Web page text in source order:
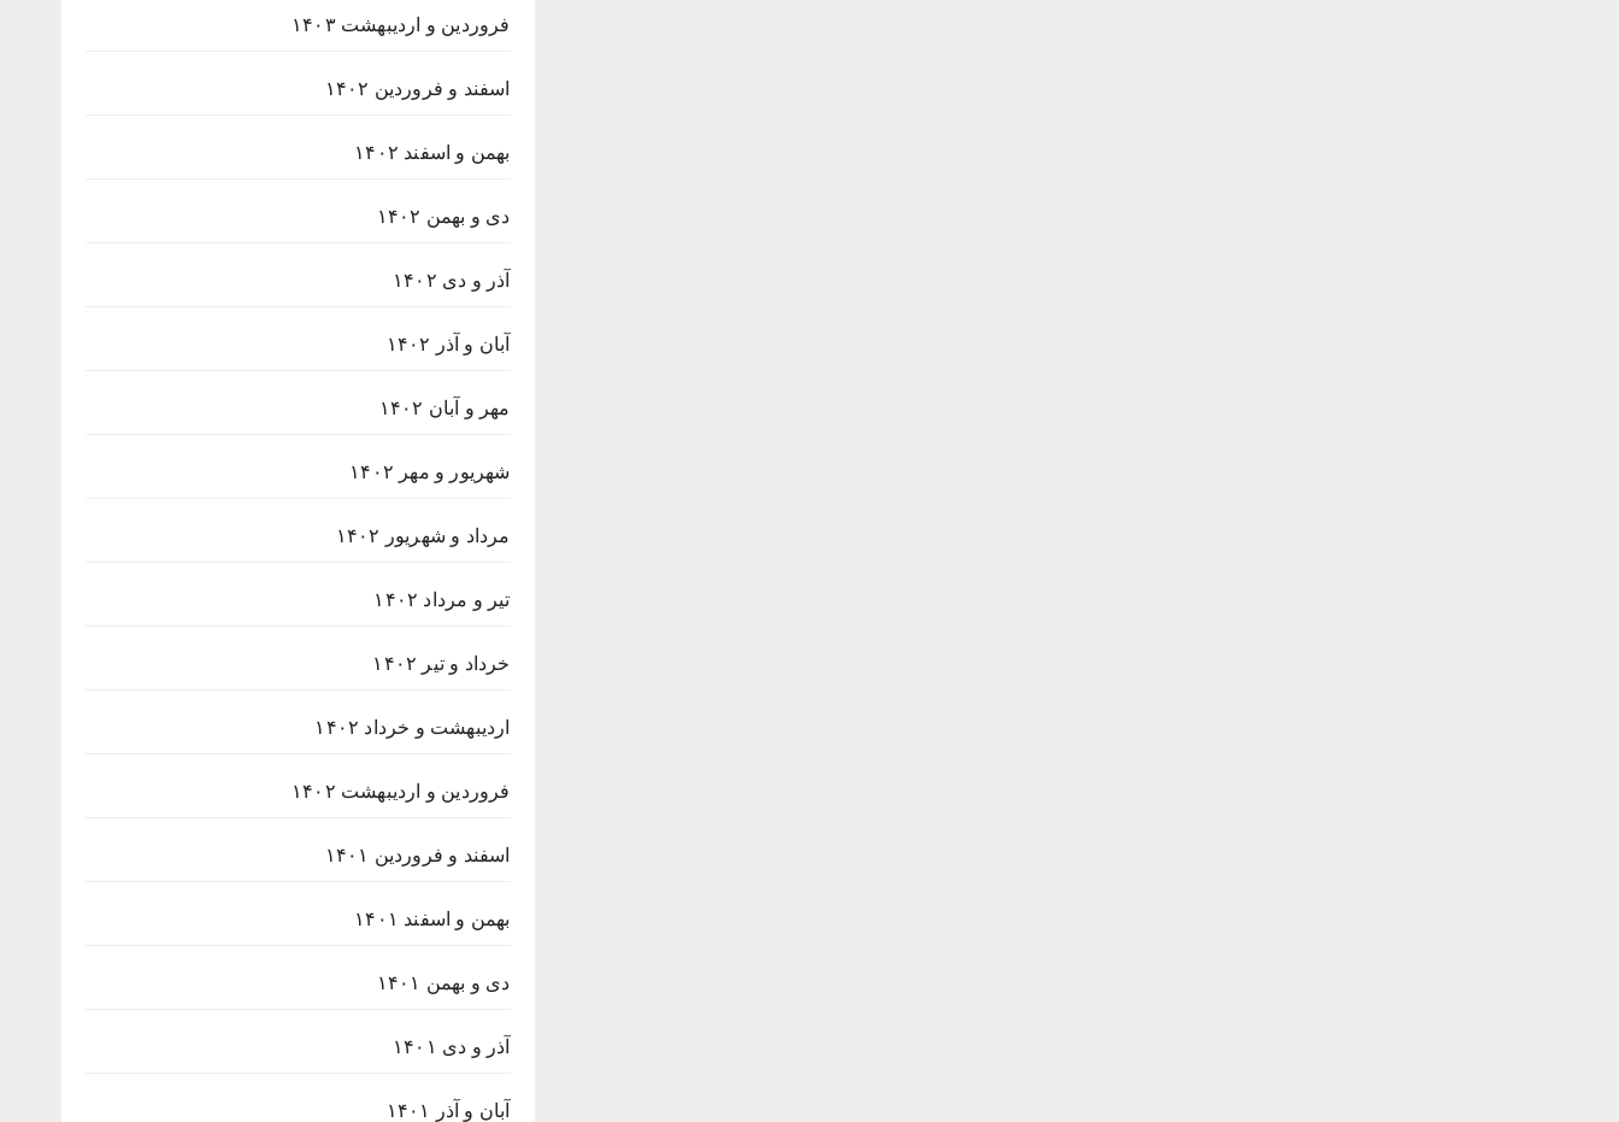
فروردین و اردیبهشت ۱۴۰۳
اسفند و فروردین ۱۴۰۲
بهمن و اسفند ۱۴۰۲
دی و بهمن ۱۴۰۲
آذر و دی ۱۴۰۲
آبان و آذر ۱۴۰۲
مهر و آبان ۱۴۰۲
شهریور و مهر ۱۴۰۲
مرداد و شهریور ۱۴۰۲
تیر و مرداد ۱۴۰۲
خرداد و تیر ۱۴۰۲
اردیبهشت و خرداد ۱۴۰۲
فروردین و اردیبهشت ۱۴۰۲
اسفند و فروردین ۱۴۰۱
بهمن و اسفند ۱۴۰۱
دی و بهمن ۱۴۰۱
آذر و دی ۱۴۰۱
آبان و آذر ۱۴۰۱